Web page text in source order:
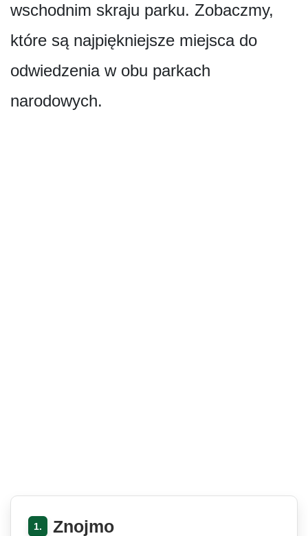
wschodnim skraju parku. Zobaczmy,
które są najpiękniejsze miejsca do
odwiedzenia w obu parkach
narodowych.
1. Znojmo